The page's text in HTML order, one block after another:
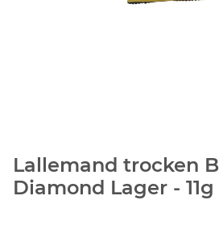
Lallemand trocken
Diamond Lager - 11g